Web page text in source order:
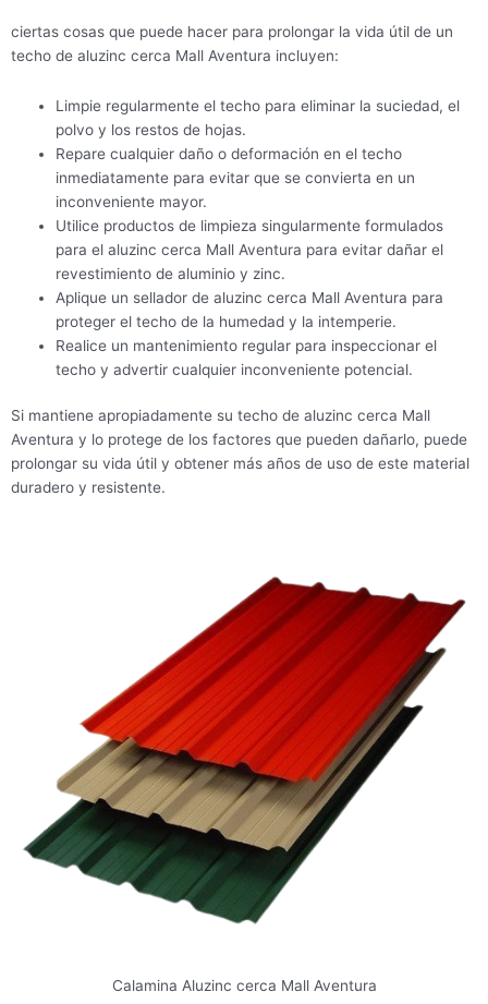
ciertas cosas que puede hacer para prolongar la vida útil de un
techo de aluzinc cerca Mall Aventura incluyen:
Limpie regularmente el techo para eliminar la suciedad, el
polvo y los restos de hojas.
Repare cualquier daño o deformación en el techo
inmediatamente para evitar que se convierta en un
inconveniente mayor.
Utilice productos de limpieza singularmente formulados
para el aluzinc cerca Mall Aventura para evitar dañar el
revestimiento de aluminio y zinc.
Aplique un sellador de aluzinc cerca Mall Aventura para
proteger el techo de la humedad y la intemperie.
Realice un mantenimiento regular para inspeccionar el
techo y advertir cualquier inconveniente potencial.
Si mantiene apropiadamente su techo de aluzinc cerca Mall
Aventura y lo protege de los factores que pueden dañarlo, puede
prolongar su vida útil y obtener más años de uso de este material
duradero y resistente.
Calamina Aluzinc cerca Mall Aventura